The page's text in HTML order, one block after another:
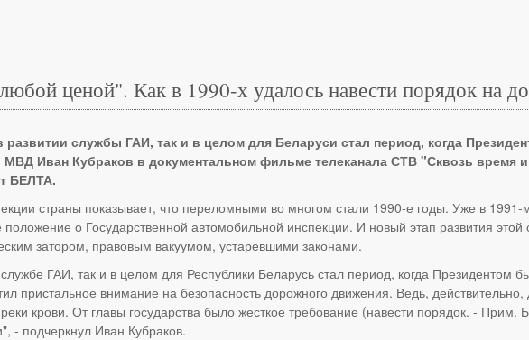
ценой". Как в 1990-х удалось навести порядок на
службы ГАИ, так и в целом для Беларуси стал период, когда
МВД Иван Кубраков в документальном фильме телеканала СТВ "Сквозь
БЕЛТА.
страны показывает, что переломными во многом стали 1990-е годы. Уже в
о Государственной автомобильной инспекции. И новый этап развития
затором, правовым вакуумом, устаревшими законами.
ГАИ, так и в целом для Республики Беларусь стал период, когда Президентом
пристальное внимание на безопасность дорожного движения. Ведь, действительно,
крови. От главы государства было жесткое требование (навести порядок. -
- подчеркнул Иван Кубраков.